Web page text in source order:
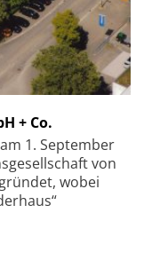
+ Co.
1. September
von
wobei